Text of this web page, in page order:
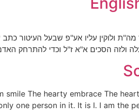
ולוקין עליו אע"פ שבעל העיטור
ולזה הסכים א"א ז"ל וכדי להתרחק
The hearty embrace The
one person in it. It is I. I am the